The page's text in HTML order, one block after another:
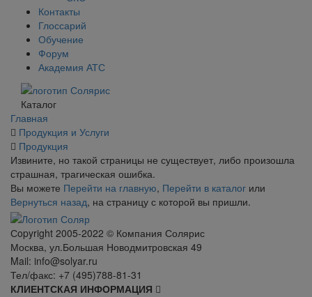
Контакты
Глоссарий
Обучение
Форум
Академия АТС
Каталог
Главная
Продукция и Услуги
Продукция
Извините, но такой страницы не существует, либо произошла
страшная, трагическая ошибка.
Вы можете Перейти на главную, Перейти в каталог или
Вернуться назад, на страницу с которой вы пришли.
Сopyright 2005-2022 © Компания Солярис
Москва, ул.Большая Новодмитровская 49
Mail: info@solyar.ru
Тел/факс: +7 (495)788-81-31
КЛИЕНТСКАЯ ИНФОРМАЦИЯ